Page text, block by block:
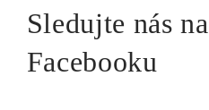
Sledujte nás na
Facebooku